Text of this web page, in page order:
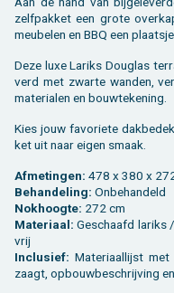
zelf­pak­ket een grote
meu­be­len en BBQ een
Deze luxe La­riks Dou­g­las
verd met zwar­te wan­den,
ma­te­ri­a­len en bouw­te­ke­ning.
Kies jouw fa­vo­rie­te
ket uit naar eigen smaak.
Af­me­tin­gen: 478 x 380 x
Be­han­de­ling: On­be­han­deld
Nok­hoog­te: 272 cm
Ma­te­ri­aal: Ge­schaafd la­riks
vrij
In­clu­sief: Ma­te­ri­aal­lijst
zaagt, op­bouw­be­schrij­ving